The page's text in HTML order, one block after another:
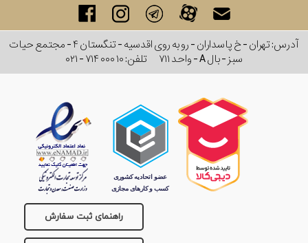
آدرس: تهران - خ پاسداران - رو به روی اقدسیه - تنگستان ۴ - مجتمع حیات
سبز - بال A - واحد ۷۱۱
تلفن:۰۲۱ - ۷۱۴ ۰۰۰ ۱۰
راهنمای ثبت سفارش